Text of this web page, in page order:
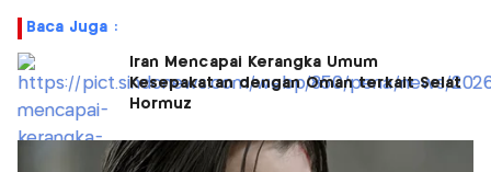
Baca Juga :
Iran Mencapai Kerangka Umum
Kesepakatan dengan Oman terkait Selat
Hormuz